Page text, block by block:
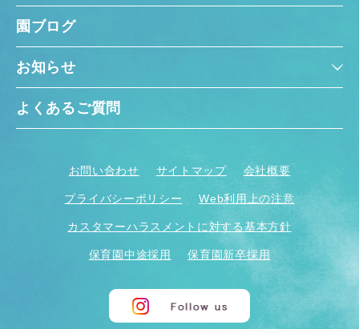
園ブログ
お知らせ
よくあるご質問
お問い合わせ サイトマップ 会社概要
プライバシーポリシー Web利用上の注意
カスタマーハラスメントに対する基本方針
保育園中途採用 保育園新卒採用